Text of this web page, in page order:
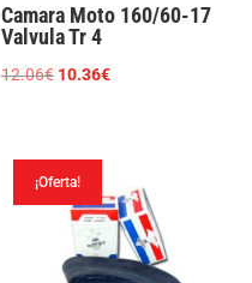
Camara Moto 160/60-17
Valvula Tr 4
12.06€ El
12.06€.
10.36€El
10.36€.
¡Oferta!